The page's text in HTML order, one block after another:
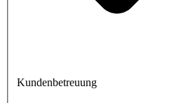
Kundenbetreuung